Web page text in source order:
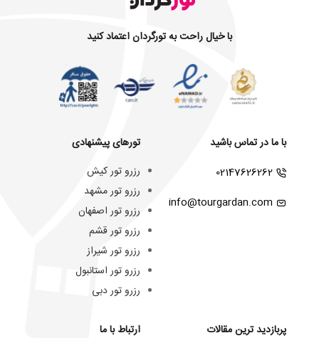
با خیال راحت به تورگردان اعتماد کنید
با ما در تماس باشید
02147626262
info@tourgardan.com
تورهای پیشنهادی
رزرو تور کیش
رزرو تور مشهد
رزرو تور اصفهان
رزرو تور قشم
رزرو تور شیراز
رزرو تور استانبول
رزرو تور دبی
پربازدید ترین مقالات ارتباط با ما